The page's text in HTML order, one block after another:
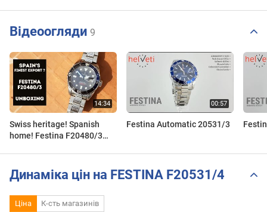
Відеоогляди 9
Swiss heritage! Spanish
home! Festina F20480/3
Festina Automatic 20531/3
Динаміка цін на FESTINA F20531/4
Ціна К-сть магазинів